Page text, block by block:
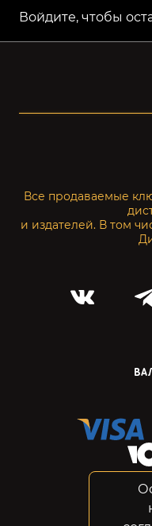
Войдите, чтобы
Все продаваемые
и издателей. В том